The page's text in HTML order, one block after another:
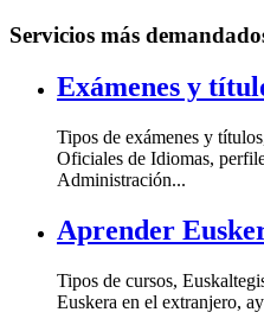
Servicios más
Exámenes y
Tipos de exámenes y
Oficiales de Idiomas,
Administración...
Aprender
Tipos de cursos,
Euskera en el extranjero,